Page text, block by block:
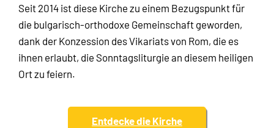
Seit 2014 ist diese Kirche zu einem Bezugspunkt für
die bulgarisch-orthodoxe Gemeinschaft geworden,
dank der Konzession des Vikariats von Rom, die es
ihnen erlaubt, die Sonntagsliturgie an diesem heiligen
Ort zu feiern.
Entdecke die Kirche